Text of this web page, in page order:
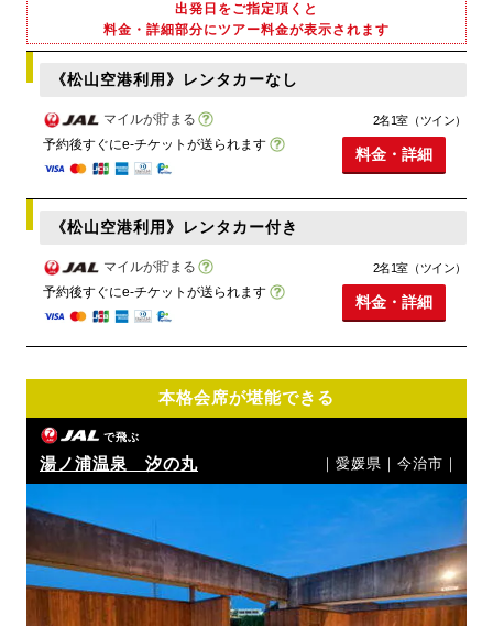
出発日をご指定頂くと
料金・詳細部分にツアー料金が表示されます
《松山空港利用》レンタカーなし
マイルが貯まる
予約後すぐにe-チケットが送られます
2名1室（ツイン）
料金・詳細
《松山空港利用》レンタカー付き
マイルが貯まる
予約後すぐにe-チケットが送られます
2名1室（ツイン）
料金・詳細
本格会席が堪能できる
で飛ぶ
湯ノ浦温泉 汐の丸 ｜愛媛県｜今治市｜